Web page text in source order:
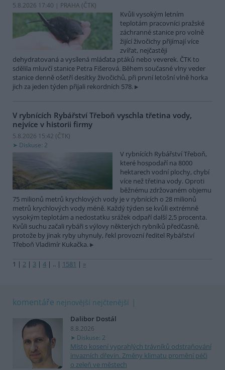
5.8.2026 17:40 | PRAHA (ČTK)
Kvůli vysokým letním
teplotám pracovníci pražské
záchranné stanice pro volně
žijící živočichy přijímají více
zvířat, nejčastěji
dehydratovaná a vysílená mláďata ptáků nebo veverek. ČTK to
sdělila mluvčí stanice Petra Fišerová. Během současné vlny veder
stanice denně ošetří desítky živočichů, při první letošní vlně horka
jich za jeden týden přijali rekordních 578.
V rybnících Rybářství Třeboň vyschla třetina vody,
nejvíce v historii firmy
5.8.2026 15:42 (ČTK)
Diskuse: 2
V rybnících Rybářství Třeboň,
které hospodaří na 8000
hektarech vodní plochy, chybí
více než třetina vody. Oproti
běžnému zdržovaném objemu
75 milionů metrů krychlových vody je v rybnících o 28 milionů
metrů krychlových vody méně. Každý týden se kvůli extrémně
vysokým teplotám a nedostatku srážek odpaří další 2,5 procenta.
Kvůli suchu začali rybáři s výlovy některých rybníků předčasně,
protože by jinak ryby uhynuly, řekl provozní ředitel Rybářství
Třeboň Vladimír Kukačka.
1 | 2 | 3 | 4 | .. | 1581 | »
komentáře nejnovější nejčtenější
Dalibor Dostál
8.8.2026
Diskuse: 2
Místo kosení vyprahlých trávníků odstraňování
invazních dřevin. Změny klimatu promění péči
o zeleň ve městech